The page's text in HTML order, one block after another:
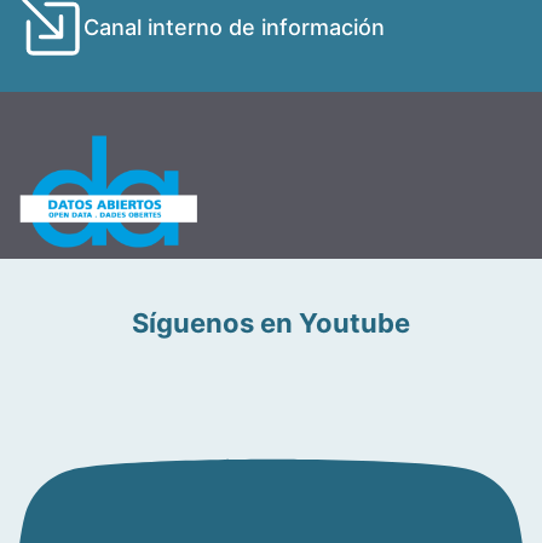
Canal interno de información
Síguenos en Youtube